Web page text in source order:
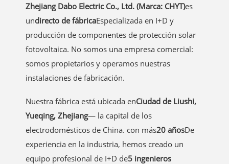
Zhejiang Dabo Electric Co., Ltd. (Marca: CHYT)es
undirecto de fábricaEspecializada en I+D y
producción de componentes de protección solar
fotovoltaica. No somos una empresa comercial:
somos propietarios y operamos nuestras
instalaciones de fabricación.
Nuestra fábrica está ubicada enCiudad de Liushi,
Yueqing, Zhejiang— la capital de los
electrodomésticos de China. con más20 añosDe
experiencia en la industria, hemos creado un
equipo profesional de I+D de5 ingenieros